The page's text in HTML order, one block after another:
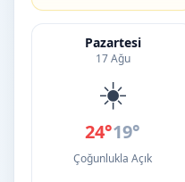
Pazartesi
17 Ağu
☀️
24°19°
Çoğunlukla Açık